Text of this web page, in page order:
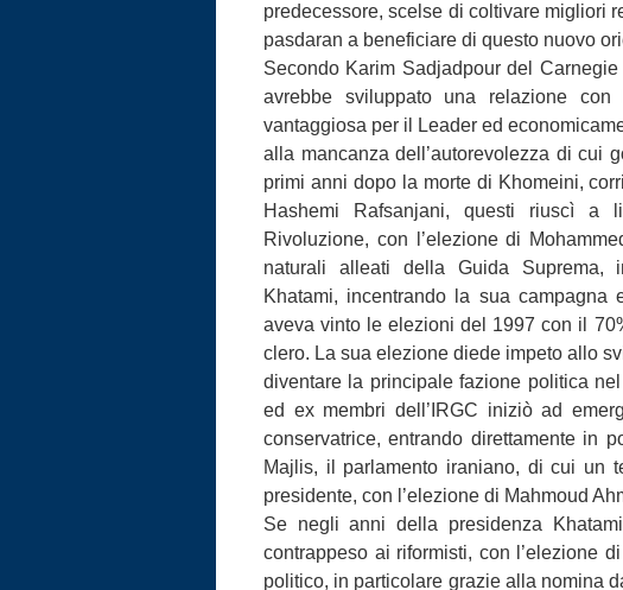
predecessore, scelse di coltivare migliori
pasdaran a beneficiare di questo nuovo
Secondo Karim Sadjadpour del
avrebbe sviluppato una relazione con
vantaggiosa per il Leader ed
alla mancanza dell’autorevolezza di cui
primi anni dopo la morte di Khomeini,
Hashemi Rafsanjani, questi riuscì a
Rivoluzione, con l’elezione di
naturali alleati della Guida Suprema,
Khatami, incentrando la sua
aveva vinto le elezioni del 1997 con il
clero. La sua elezione diede impeto allo
diventare la principale fazione politica
ed ex membri dell’IRGC iniziò ad
conservatrice, entrando direttamente in
Majlis, il parlamento iraniano, di cui un
presidente, con l’elezione di Mahmoud
Se negli anni della presidenza
contrappeso ai riformisti, con l’elezione
politico, in particolare grazie alla nomina